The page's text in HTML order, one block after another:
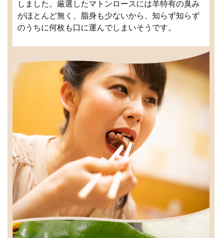
しました。厳選したマトンロースには羊特有の臭み
がほとんど無く、脂身も少ないから、知らず知らず
のうちに何枚も口に運んでしまいそうです。